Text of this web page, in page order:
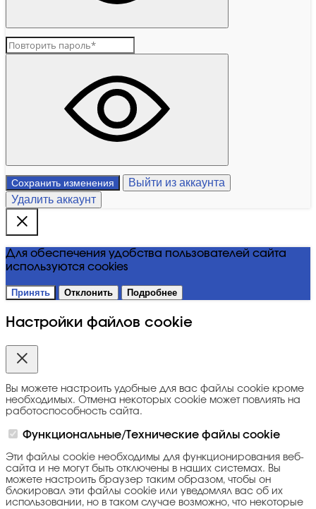
Сохранить изменения
Выйти из аккаунта
Удалить аккаунт
Для обеспечения удобства пользователей сайта
используются cookies
Принять Отклонить Подробнее
Настройки файлов cookie
Вы можете настроить удобные для вас файлы cookie кроме
необходимых. Отмена некоторых cookie может повлиять на
работоспособность сайта.
Функциональные/Технические файлы cookie
Эти файлы cookie необходимы для функционирования веб-
сайта и не могут быть отключены в наших системах. Вы
можете настроить браузер таким образом, чтобы он
блокировал эти файлы cookie или уведомлял вас об их
использовании, но в таком случае возможно, что некоторые